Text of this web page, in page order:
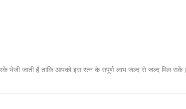
करके भेजी जाती हैं ताकि आपको इस रत्‍न के संपूर्ण लाभ जल्‍द से जल्‍द मिल सकें।